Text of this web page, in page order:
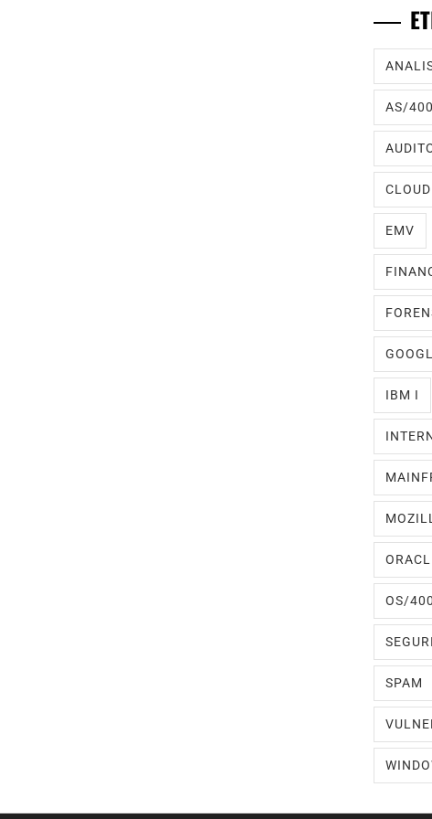
AS/400
EMV
IBM I
OS/400
SPAM